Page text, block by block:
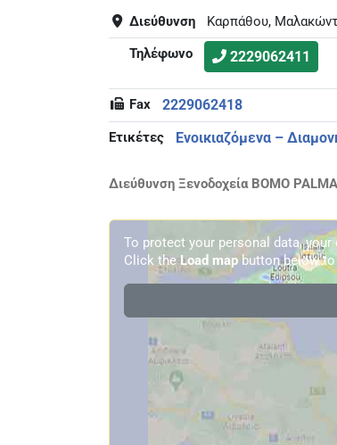
Διεύθυνση
Καρπάθου,
Τηλέφωνο
2229062411
Fax 2229062418
Ετικέτες Ενοικιαζόμενα –
Διεύθυνση Ξενοδοχεία BOMO
To protect your personal data,
Click the Load mapbutton below to